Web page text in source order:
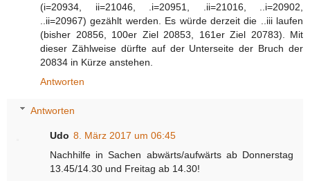
(i=20934, ii=21046, .i=20951, .ii=21016, ..i=20902,
..ii=20967) gezählt werden. Es würde derzeit die ..iii laufen
(bisher 20856, 100er Ziel 20853, 161er Ziel 20783). Mit
dieser Zählweise dürfte auf der Unterseite der Bruch der
20834 in Kürze anstehen.
Antworten
Antworten
Udo 8. März 2017 um 06:45
Nachhilfe in Sachen abwärts/aufwärts ab Donnerstag
13.45/14.30 und Freitag ab 14.30!